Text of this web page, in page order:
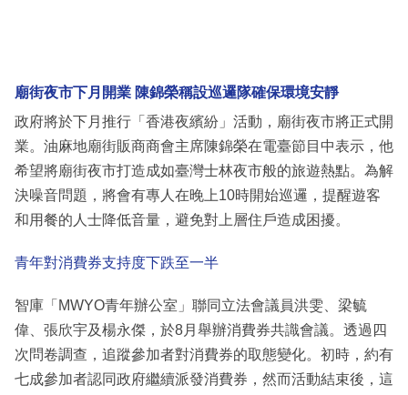
區
廟街夜市下月開業 陳錦榮稱設巡邏隊確保環境安靜
政府將於下月推行「香港夜繽紛」活動，廟街夜市將正式開
業。油麻地廟街販商商會主席陳錦榮在電臺節目中表示，他
希望將廟街夜市打造成如臺灣士林夜市般的旅遊熱點。為解
決噪音問題，將會有專人在晚上10時開始巡邏，提醒遊客
和用餐的人士降低音量，避免對上層住戶造成困擾。
青年對消費券支持度下跌至一半
智庫「MWYO青年辦公室」聯同立法會議員洪雯、梁毓
偉、張欣宇及楊永傑，於8月舉辦消費券共識會議。透過四
次問卷調查，追蹤參加者對消費券的取態變化。初時，約有
七成參加者認同政府繼續派發消費券，然而活動結束後，這